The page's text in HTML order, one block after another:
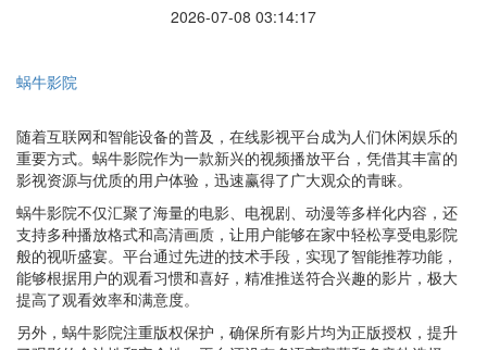
2026-07-08 03:14:17
蜗牛影院
随着互联网和智能设备的普及，在线影视平台成为人们休闲娱乐的
重要方式。蜗牛影院作为一款新兴的视频播放平台，凭借其丰富的
影视资源与优质的用户体验，迅速赢得了广大观众的青睐。
蜗牛影院不仅汇聚了海量的电影、电视剧、动漫等多样化内容，还
支持多种播放格式和高清画质，让用户能够在家中轻松享受电影院
般的视听盛宴。平台通过先进的技术手段，实现了智能推荐功能，
能够根据用户的观看习惯和喜好，精准推送符合兴趣的影片，极大
提高了观看效率和满意度。
另外，蜗牛影院注重版权保护，确保所有影片均为正版授权，提升